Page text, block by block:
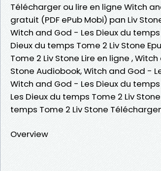
Télécharger ou lire en ligne Witch
gratuit (PDF ePub Mobi) pan Liv
Witch and God - Les Dieux du
Dieux du temps Tome 2 Liv Stone
Tome 2 Liv Stone Lire en ligne ,
Stone Audiobook, Witch and God -
Witch and God - Les Dieux du
Les Dieux du temps Tome 2 Liv
temps Tome 2 Liv Stone
Overview